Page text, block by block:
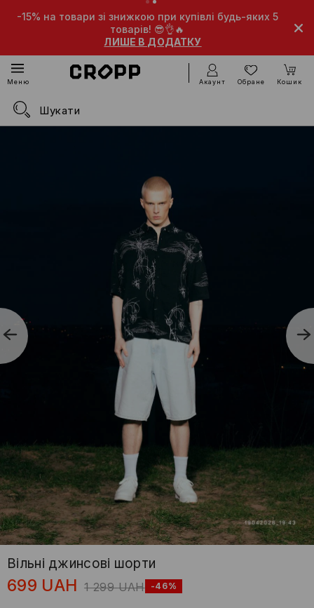
-15% на товари зі знижкою при купівлі будь-яких 5
товарів! 😎👌🔥
ЛИШЕ В ДОДАТКУ
Меню Акаунт Обране Кошик
Вільні джинсові шорти
699 UAH 1 299 UAH -46%